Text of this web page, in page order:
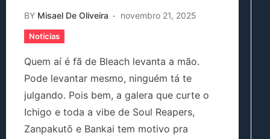
BY Misael De Oliveira novembro 21, 2025
Notícias
Quem aí é fã de Bleach levanta a mão.
Pode levantar mesmo, ninguém tá te
julgando. Pois bem, a galera que curte o
Ichigo e toda a vibe de Soul Reapers,
Zanpakutō e Bankai tem motivo pra